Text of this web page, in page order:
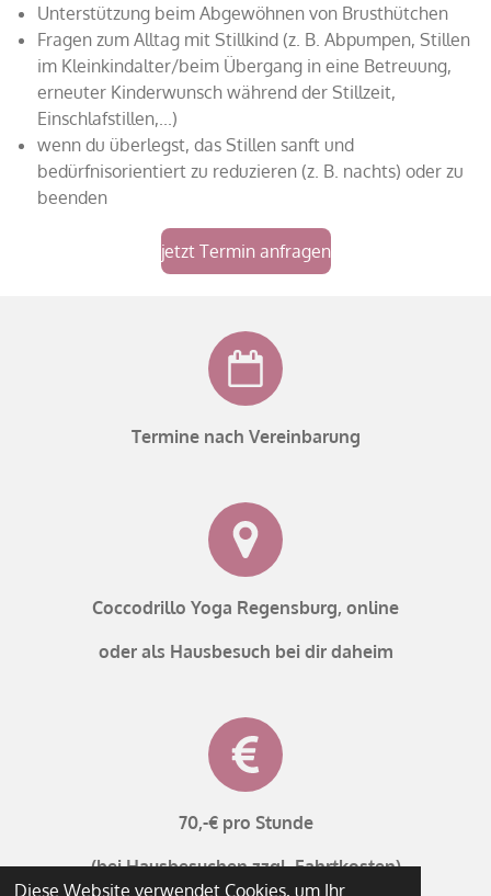
Diese Website verwendet Cookies, um Ihr
Unterstützung beim Abgewöhnen von Brusthütchen
Fragen zum Alltag mit Stillkind (z. B. Abpumpen, Stillen
im Kleinkindalter/beim Übergang in eine Betreuung,
erneuter Kinderwunsch während der Stillzeit,
Einschlafstillen,...)
wenn du überlegst, das Stillen sanft und
bedürfnisorientiert zu reduzieren (z. B. nachts) oder zu
beenden
jetzt Termin anfragen
Termine nach Vereinbarung
Coccodrillo Yoga Regensburg, online
oder als Hausbesuch bei dir daheim
70,-€ pro Stunde
(bei Hausbesuchen zzgl. Fahrtkosten)